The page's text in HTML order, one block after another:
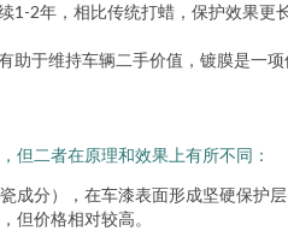
1-2年，相比传统打蜡，保护效果更
助于维持车辆二手价值，镀膜是一项
但二者在原理和效果上有所不同：
成分），在车漆表面形成坚硬保护
但价格相对较高。